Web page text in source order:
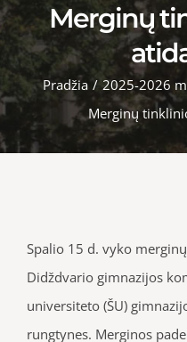
Merginų
Pradžia / 2025-2026
Merginų
Spalio 15 d. vyko
Didždvario gimnazijos
universiteto (ŠU)
rungtynes. Merginos